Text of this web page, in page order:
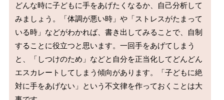
どんな時に子どもに手をあげたくなるか、自己分析して
みましょう。「体調が悪い時」や「ストレスがたまって
いる時」などがわかれば、書き出してみることで、自制
することに役立つと思います。一回手をあげてしまう
と、「しつけのため」などと自分を正当化してどんどん
エスカレートしてしまう傾向があります。「子どもに絶
対に手をあげない」という不文律を作っておくことは大